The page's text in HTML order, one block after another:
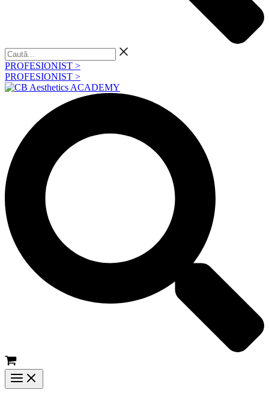
Caută...
PROFESIONIST >
PROFESIONIST >
Main
Menu